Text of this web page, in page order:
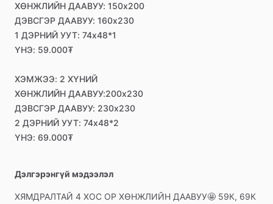
ХӨНЖЛИЙН ДААВУУ: 150х200
ДЭВСГЭР ДААВУУ: 160х230
1 ДЭРНИЙ УУТ: 74х48*1
ҮНЭ: 59.000₮
ХЭМЖЭЭ: 2 ХҮНИЙ
ХӨНЖЛИЙН ДААВУУ:200х230
ДЭВСГЭР ДААВУУ: 230х230
2 ДЭРНИЙ УУТ: 74х48*2
ҮНЭ: 69.000₮
Дэлгэрэнгүй мэдээлэл
ХЯМДРАЛТАЙ 4 ХОС ОР ХӨНЖЛИЙН ДААВУУ🤩 59К, 69К